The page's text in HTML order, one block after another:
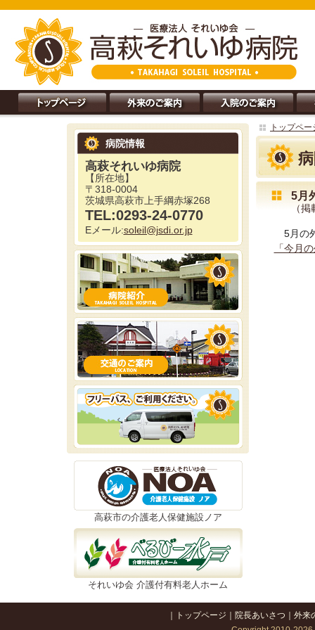
病院情報
高萩それいゆ病院
【所在地】
〒318-0004
茨城県高萩市上手綱赤塚268
TEL:0293-24-0770
Eメール:soleil@jsdi.or.jp
高萩市の介護老人保健施設ノア
それいゆ会 介護付有料老人ホーム
トップペー
5月
（
5月の
「今月
トップページ 院長あいさつ
外来